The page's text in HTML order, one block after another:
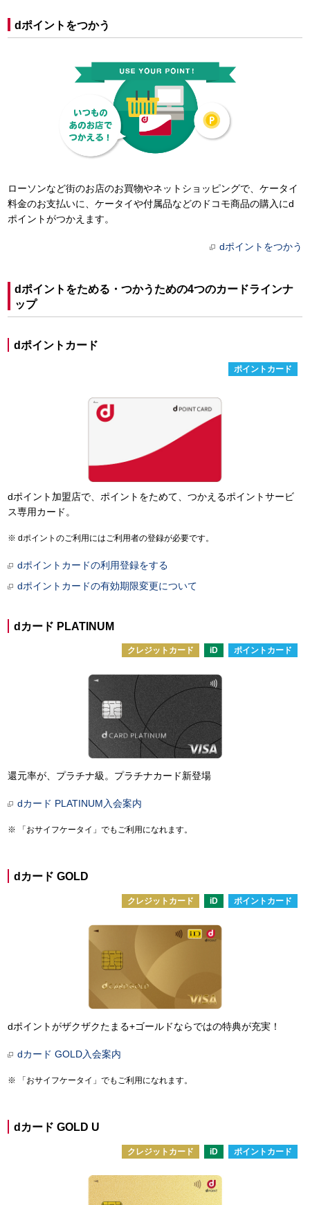
dポイントをつかう
ローソンなど街のお店のお買物やネットショッピングで、ケータイ
料金のお支払いに、ケータイや付属品などのドコモ商品の購入にd
ポイントがつかえます。
dポイントをつかう
dポイントをためる・つかうための4つのカードラインナ
ップ
dポイントカード
ポイントカード
dポイント加盟店で、ポイントをためて、つかえるポイントサービ
ス専用カード。
dポイントのご利用にはご利用者の登録が必要です。
dポイントカードの利用登録をする
dポイントカードの有効期限変更について
dカード PLATINUM
クレジットカード iD ポイントカード
還元率が、プラチナ級。プラチナカード新登場
dカード PLATINUM入会案内
「おサイフケータイ」でもご利用になれます。
dカード GOLD
クレジットカード iD ポイントカード
dポイントがザクザクたまる+ゴールドならではの特典が充実！
dカード GOLD入会案内
「おサイフケータイ」でもご利用になれます。
dカード GOLD U
クレジットカード iD ポイントカード